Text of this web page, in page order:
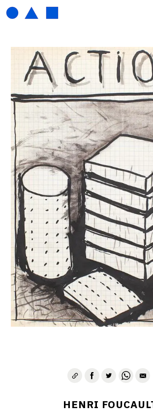
HENRI
BIOGRAPHIE
CATALOGUE DES
01_SCULPTURE
02_PHOTOGRAPHIQUE
03_COLLAGES
04_DESSINS
05_MONOTYPE
06_ARCHIVES
CONTACT
HENRI